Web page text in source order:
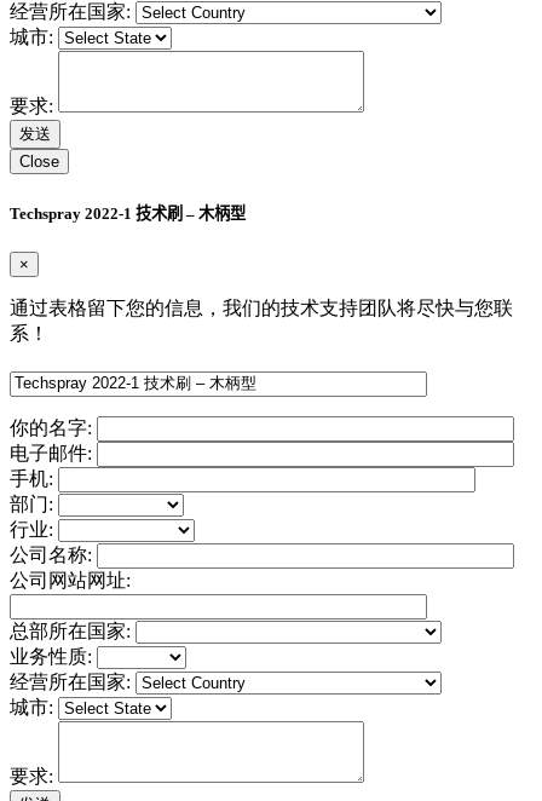
经营所在国家:
城市:
要求:
Close
Techspray 2022-1 技术刷 – 木柄型
×
通过表格留下您的信息，我们的技术支持团队将尽快与您联
系！
你的名字:
电子邮件:
手机:
部门:
行业:
公司名称:
公司网站网址:
总部所在国家:
业务性质:
经营所在国家:
城市:
要求: